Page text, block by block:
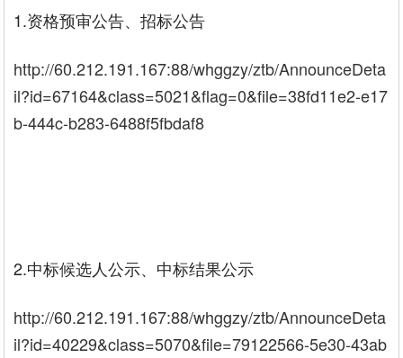
1.资格预审公告、招标公告
http://60.212.191.167:88/whggzy/ztb/AnnounceDeta
il?id=67164&class=5021&flag=0&file=38fd11e2-e17
b-444c-b283-6488f5fbdaf8
2.中标候选人公示、中标结果公示
http://60.212.191.167:88/whggzy/ztb/AnnounceDeta
il?id=40229&class=5070&file=79122566-5e30-43ab